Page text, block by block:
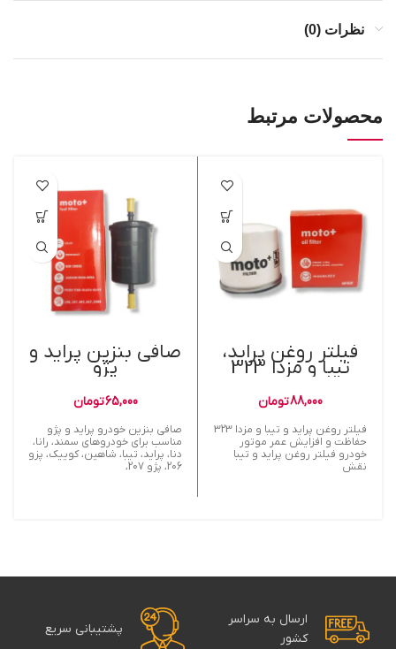
نظرات (0)
محصولات مرتبط
فیلتر روغن پراید،
تیبا و مزدا 323
88,000تومان
فیلتر روغن پراید و تیبا و مزدا 323
حفاظت و افزایش عمر موتور
خودرو فیلتر روغن پراید و تیبا
نقش
صافی بنزین پراید و
پژو
65,000تومان
صافی بنزین خودرو پراید و پژو
مناسب برای خودروهای سمند، رانا،
دنا، پراید، تیبا، شاهین، کوییک، پزو
206، پژو 207،
ارسال به سراسر
کشور
پشتیبانی سریع